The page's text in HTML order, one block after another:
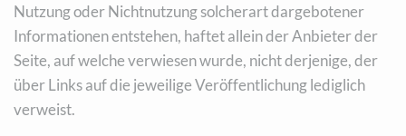
Nutzung oder Nichtnutzung solcherart dargebotener
Informationen entstehen, haftet allein der Anbieter der
Seite, auf welche verwiesen wurde, nicht derjenige, der
über Links auf die jeweilige Veröffentlichung lediglich
verweist.